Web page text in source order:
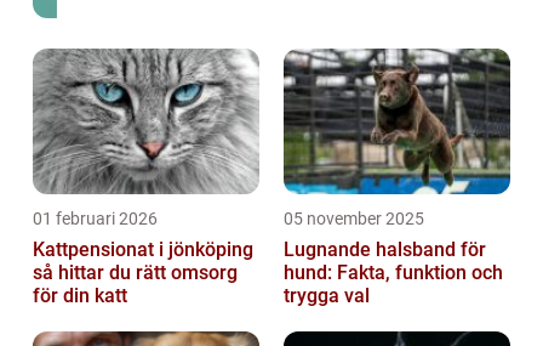
01 februari 2026
Kattpensionat i jönköping
så hittar du rätt omsorg
för din katt
05 november 2025
Lugnande halsband för
hund: Fakta, funktion och
trygga val